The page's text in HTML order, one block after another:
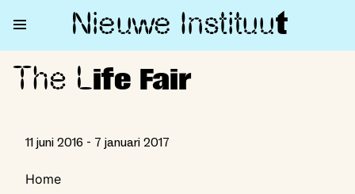
Nieuwe Instituut
The Life Fair
The Life Fair
11 juni 2016 - 7 januari 2017
Home